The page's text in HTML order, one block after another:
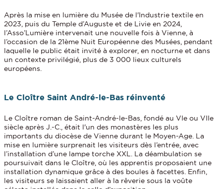
Après la mise en lumière du Musée de l'Industrie textile en
2023, puis du Temple d’Auguste et de Livie en 2024,
l’Asso’Lumière intervenait une nouvelle fois à Vienne, à
l’occasion de la 21ème Nuit Européenne des Musées, pendant
laquelle le public était invité à explorer, en nocturne et dans
un contexte privilégié, plus de 3 000 lieux culturels
européens.
Le Cloître Saint André-le-Bas réinventé
Le Cloître roman de Saint-André-le-Bas, fondé au VIe ou VIIe
siècle après J.-C., était l'un des monastères les plus
importants du diocèse de Vienne durant le Moyen-Age. La
mise en lumière surprenait les visiteurs dès l’entrée, avec
l’installation d’une lampe torche XXL. La déambulation se
poursuivait dans le Cloître, où les apprentis proposaient une
installation dynamique grâce à des boules à facettes. Enfin,
les visiteurs se laissaient aller à la rêverie sous la voûte